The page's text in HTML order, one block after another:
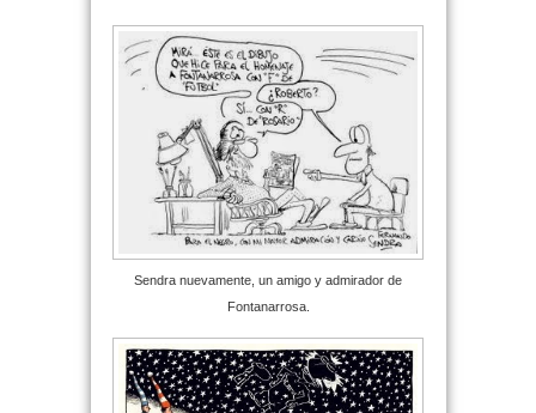
Sendra nuevamente, un amigo y admirador de
Fontanarrosa.